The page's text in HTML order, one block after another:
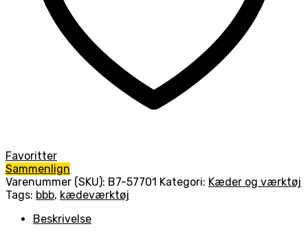
Favoritter
Sammenlign
Varenummer (SKU): B7-57701 Kategori: Kæder og værktøj
Tags: bbb, kædeværktøj
Beskrivelse